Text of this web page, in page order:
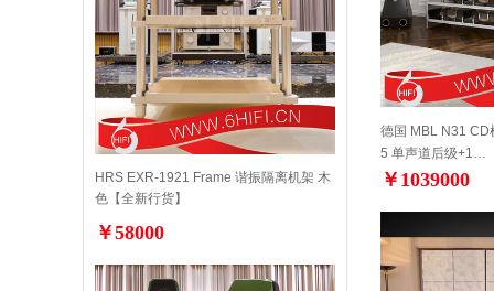
HRS EXR-1921 Frame 谐振隔离机架 木
色【全新行货】
￥58000
德国 MBL N31 CD
5 单声道后级+1…
￥1039000